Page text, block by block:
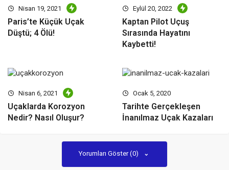
Nisan 19, 2021
Paris’te Küçük Uçak
Düştü; 4 Ölü!
Eylül 20, 2022
Kaptan Pilot Uçuş
Sırasında Hayatını
Kaybetti!
Nisan 6, 2021
Uçaklarda Korozyon
Nedir? Nasıl Oluşur?
Ocak 5, 2020
Tarihte Gerçekleşen
İnanılmaz Uçak Kazaları
Yorumları Göster (0)